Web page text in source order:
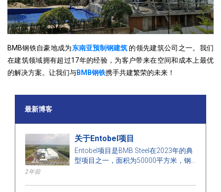
BMB钢铁自豪地成为东南亚预制钢建筑 的领先建筑公司之一。我们
在建筑领域拥有超过17年的经验，为客户带来在空间和成本上最优
的解决方案。让我们与BMB钢铁携手共建繁荣的未来！
最新博客
2年前
关于Entobel项目
Entobel项目是BMB Steel在2023年的典
型项目之一，面积为50000平方米，钢